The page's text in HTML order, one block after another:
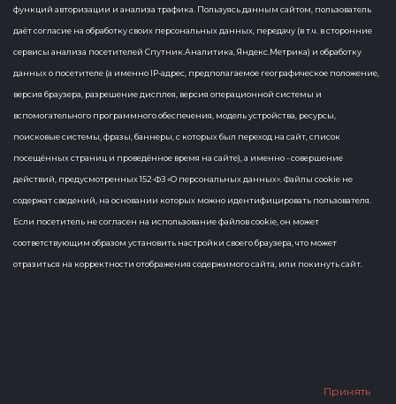
1 Статья
Стажировка ×
Студенты ИТ-направлений могут пройти
функций авторизации и анализа трафика. Пользуясь данным сайтом, пользователь
даёт согласие на обработку своих персональных данных, передачу (в т.ч. в сторонние
сервисы анализа посетителей Спутник.Аналитика, Яндекс.Метрика) и обработку
данных о посетителе (а именно IP-адрес, предполагаемое географическое положение,
версия браузера, разрешение дисплея, версия операционной системы и
вспомогательного программного обеспечения, модель устройства, ресурсы,
поисковые системы, фразы, баннеры, с которых был переход на сайт, список
посещённых страниц и проведённое время на сайте), а именно - совершение
действий, предусмотренных 152-ФЗ «О персональных данных». Файлы cookie не
содержат сведений, на основании которых можно идентифицировать пользователя.
Если посетитель не согласен на использование файлов cookie, он может
соответствующим образом установить настройки своего браузера, что может
отразиться на корректности отображения содержимого сайта, или покинуть сайт.
Принять